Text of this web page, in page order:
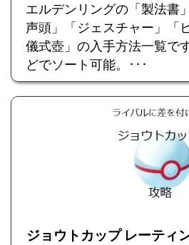
エルデンリングの「製法書
声頭」「ジェスチャー」「
儀式壺」の入手方法一覧で
どでソート可能。･･･
ジョウトカップ レーティ